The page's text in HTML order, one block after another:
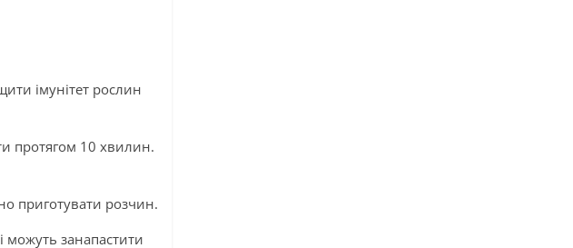
імунітет рослин
протягом 10 хвилин.
приготувати розчин.
можуть занапастити